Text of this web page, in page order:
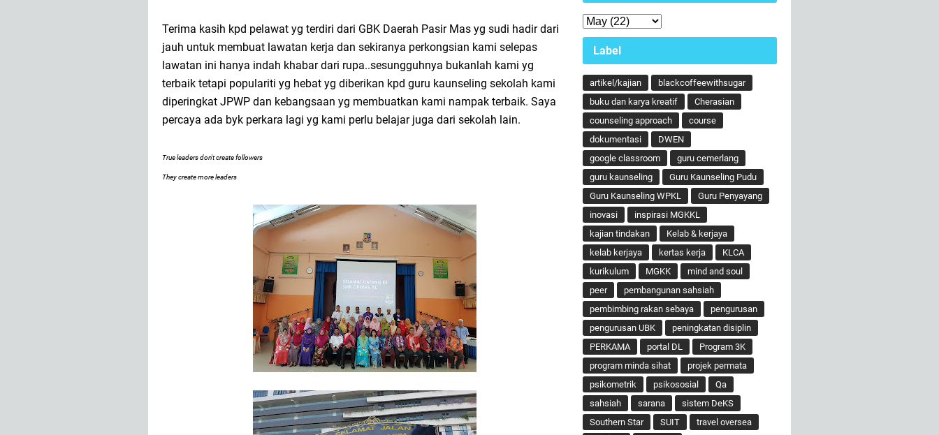
Terima kasih kpd pelawat yg terdiri dari GBK Daerah Pasir Mas yg sudi hadir dari
jauh untuk membuat lawatan kerja dan sekiranya perkongsian kami selepas
lawatan ini hanya indah khabar dari rupa..sesungguhnya bukanlah kami yg
terbaik tetapi populariti yg hebat yg diberikan kpd guru kaunseling sekolah kami
diperingkat JPWP dan kebangsaan yg membuatkan kami nampak terbaik. Saya
percaya ada byk perkara lagi yg kami perlu belajar juga dari sekolah lain.
True leaders don't create followers
They create more leaders
Label
artikel/kajian
blackcoffeewithsugar
buku dan karya kreatif
Cherasian
counseling approach
course
dokumentasi
DWEN
google classroom
guru cemerlang
guru kaunseling
Guru Kaunseling Pudu
Guru Kaunseling WPKL
Guru Penyayang
inovasi
inspirasi MGKKL
kajian tindakan
Kelab & kerjaya
kelab kerjaya
kertas kerja
KLCA
kurikulum
MGKK
mind and soul
peer
pembangunan sahsiah
pembimbing rakan sebaya
pengurusan
pengurusan UBK
peningkatan disiplin
PERKAMA
portal DL
Program 3K
program minda sihat
projek permata
psikometrik
psikososial
Qa
sahsiah
sarana
sistem DeKS
Southern Star
SUIT
travel oversea